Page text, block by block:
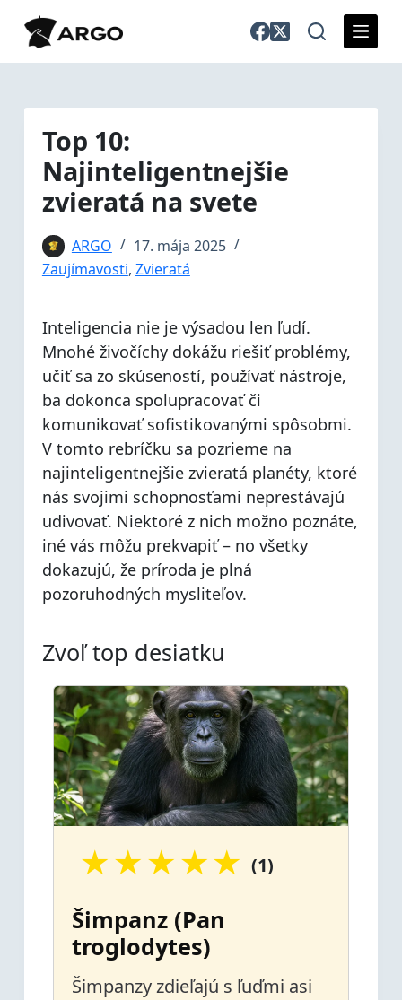
S
i
Top 10:
Najinteligentnejšie
zvieratá na svete
ARGO
17. mája 2025
Zaujímavosti, Zvieratá
Inteligencia nie je výsadou len ľudí.
Mnohé živočíchy dokážu riešiť problémy,
učiť sa zo skúseností, používať nástroje,
ba dokonca spolupracovať či
komunikovať sofistikovanými spôsobmi.
V tomto rebríčku sa pozrieme na
najinteligentnejšie zvieratá planéty, ktoré
nás svojimi schopnosťami neprestávajú
udivovať. Niektoré z nich možno poznáte,
iné vás môžu prekvapiť – no všetky
dokazujú, že príroda je plná
pozoruhodných mysliteľov.
Zvoľ top desiatku
★
★
★
★
★ (1)
Šimpanz (Pan
troglodytes)
Šimpanzy zdieľajú s ľuďmi asi